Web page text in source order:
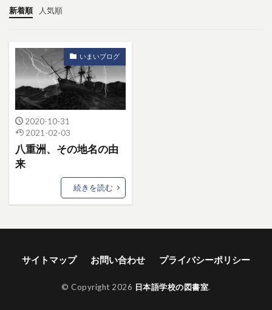
新着順 人気順
いまいブログ
2020-10-31
2021-02-03
八重洲、その地名の由
来
続きを読む
サイトマップ お問い合わせ プライバシーポリシー
© Copyright 2026 日本語学校の図書室.